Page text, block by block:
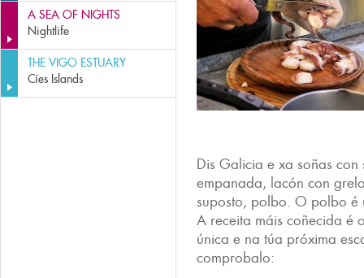
A SEA OF NIGHTS
Nightlife
THE VIGO ESTUARY
Cíes Islands
Dis Galicia e xa soñas
empanada, lacón con
suposto, polbo. O polbo
A receita máis coñecida é
única e na túa próxima
comprobalo: